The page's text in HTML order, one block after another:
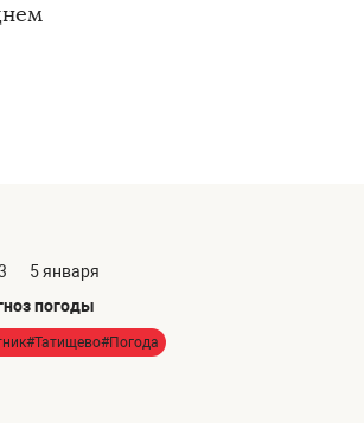
5 января
погоды